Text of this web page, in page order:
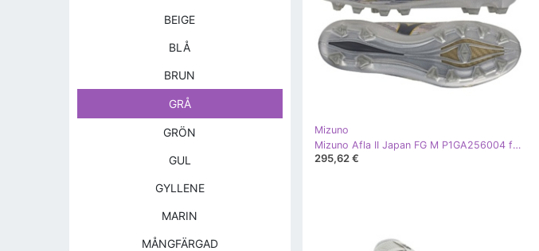
Mizuno
Mizuno Afla II Japan FG M P1GA256004 fotbollsskor grå
295,62 €
BEIGE
BLÅ
BRUN
GRÅ
GRÖN
GUL
GYLLENE
MARIN
MÅNGFÄRGAD